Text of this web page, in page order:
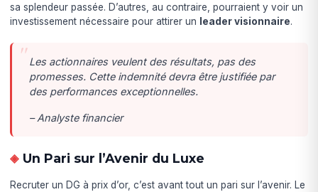
sa splendeur passée. D’autres, au contraire, pourraient y voir un
investissement nécessaire pour attirer un leader visionnaire.
Les actionnaires veulent des résultats, pas des
promesses. Cette indemnité devra être justifiée par
des performances exceptionnelles.
– Analyste financier
Un Pari sur l’Avenir du Luxe
Recruter un DG à prix d’or, c’est avant tout un pari sur l’avenir. Le